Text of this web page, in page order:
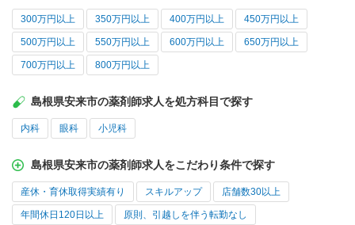
300万円以上 350万円以上 400万円以上 450万円以上
500万円以上 550万円以上 600万円以上 650万円以上
700万円以上 800万円以上
島根県安来市の薬剤師求人を処方科目で探す
内科 眼科 小児科
島根県安来市の薬剤師求人をこだわり条件で探す
産休・育休取得実績有り スキルアップ 店舗数30以上
年間休日120日以上 原則、引越しを伴う転勤なし